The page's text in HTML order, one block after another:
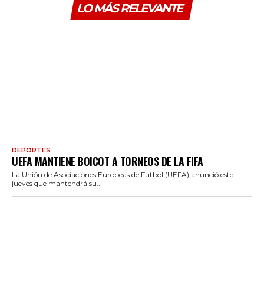
LO MÁS RELEVANTE
DEPORTES
UEFA MANTIENE BOICOT A TORNEOS DE LA FIFA
La Unión de Asociaciones Europeas de Futbol (UEFA) anunció este
jueves que mantendrá su...